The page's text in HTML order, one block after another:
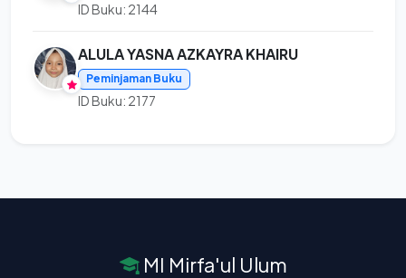
ID Buku: 2144
ALULA YASNA AZKAYRA KHAIRU
Peminjaman Buku
ID Buku: 2177
MI Mirfa'ul Ulum